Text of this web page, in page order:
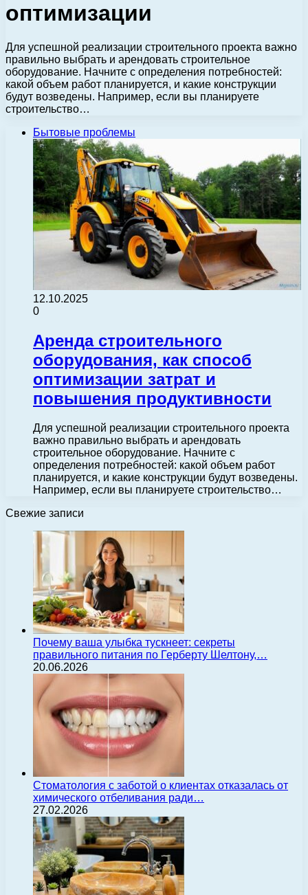
оптимизации
Для успешной реализации строительного проекта важно
правильно выбрать и арендовать строительное
оборудование. Начните с определения потребностей:
какой объем работ планируется, и какие конструкции
будут возведены. Например, если вы планируете
строительство…
Бытовые проблемы
12.10.2025
0
Аренда строительного
оборудования, как способ
оптимизации затрат и
повышения продуктивности
Для успешной реализации строительного проекта
важно правильно выбрать и арендовать
строительное оборудование. Начните с
определения потребностей: какой объем работ
планируется, и какие конструкции будут возведены.
Например, если вы планируете строительство…
Свежие записи
Почему ваша улыбка тускнеет: секреты
правильного питания по Герберту Шелтону,…
20.06.2026
Стоматология с заботой о клиентах отказалась от
химического отбеливания ради…
27.02.2026